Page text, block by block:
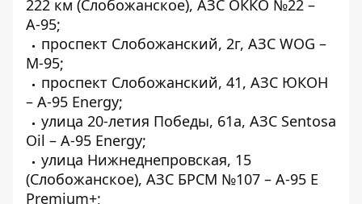
222 км (Слобожанское), АЗС ОККО №22 –
А-95;
проспект Слобожанский, 2г, АЗС WOG –
М-95;
проспект Слобожанский, 41, АЗС ЮКОН
– А-95 Energy;
улица 20-летия Победы, 61а, АЗС Sentosa
Oil – А-95 Energy;
улица Нижнеднепровская, 15
(Слобожанское), АЗС БРСМ №107 – A-95 E
Premium+;